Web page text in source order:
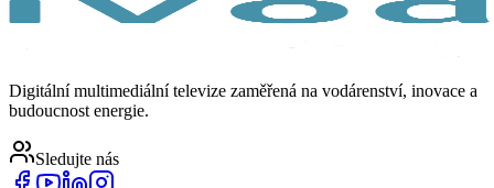
Digitální multimediální televize zaměřená na vodárenství, inovace a
budoucnost energie.
Sledujte nás